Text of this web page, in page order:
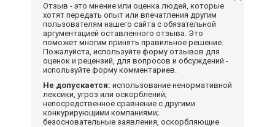
Отзыв - это мнение или оценка людей, которые
хотят передать опыт или впечатления другим
пользователям нашего сайта с обязательной
аргументацией оставленного отзыва. Это
поможет многим принять правильное решение.
Пожалуйста, используйте форму отзывов для
оценок и рецензий, для вопросов и обсуждений -
используйте форму комментариев.
Не допускается: использование ненормативной
лексики, угроз или оскорблений;
непосредственное сравнение с другими
конкурирующими компаниями;
безосновательные заявления, оскорбляющие